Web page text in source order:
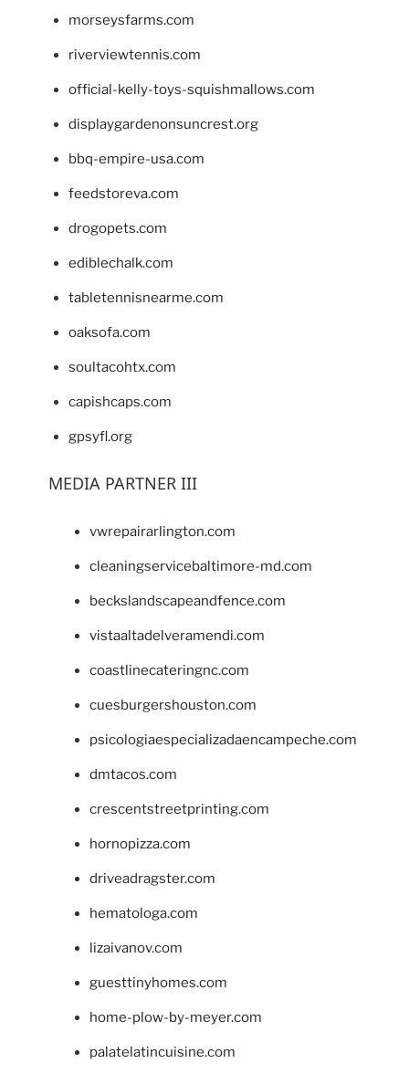
morseysfarms.com
riverviewtennis.com
official-kelly-toys-squishmallows.com
displaygardenonsuncrest.org
bbq-empire-usa.com
feedstoreva.com
drogopets.com
ediblechalk.com
tabletennisnearme.com
oaksofa.com
soultacohtx.com
capishcaps.com
gpsyfl.org
MEDIA PARTNER III
vwrepairarlington.com
cleaningservicebaltimore-md.com
beckslandscapeandfence.com
vistaaltadelveramendi.com
coastlinecateringnc.com
cuesburgershouston.com
psicologiaespecializadaencampeche.com
dmtacos.com
crescentstreetprinting.com
hornopizza.com
driveadragster.com
hematologa.com
lizaivanov.com
guesttinyhomes.com
home-plow-by-meyer.com
palatelatincuisine.com